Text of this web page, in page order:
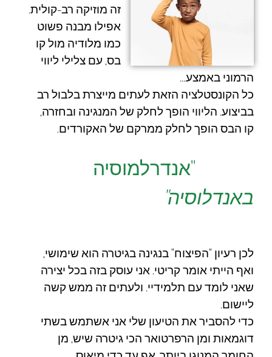
זה מוזיקה רב-קולית.
אפילו מבנה פשוט
כמו מלודיה מול קו
בס, עם צלילי ליווי
הרמוני באמצע…
כל הקונסטלציה הזאת לעתים מייצרת בלבול רב
בביצוע. הליווי הופך לחלק של המנגינה ובחזרה,
קו הבס הופך לחלק ממרקם של האקורדים.
"אנדרלמוסיה
באנדלוסיה"
לכן רעיון "הפיצוח" בנגינה בגיטרה הוא שימושי,
ואף הייתי אומר קריטי. אני עוסק בזה בכל יצירה
שאני לומד עם תלמידיי. ולעתים זה ממש קשה
ליישום.
כדי להסביר את הטיעון שלי אני אשתמש בשתי
דוגמאות ומן הרפרטואר הכי גיטרה שיש, מן